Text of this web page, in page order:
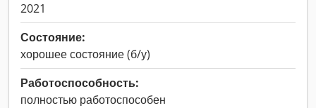
2021
Состояние:
хорошее состояние (б/у)
Работоспособность:
полностью работоспособен